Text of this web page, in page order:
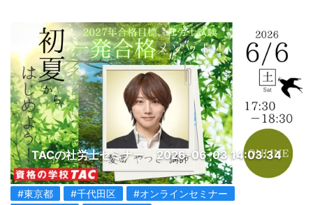
TACの社労士セミナー 2026-06-03 14:03:34
#東京都 #千代田区
#オンラインセミナー